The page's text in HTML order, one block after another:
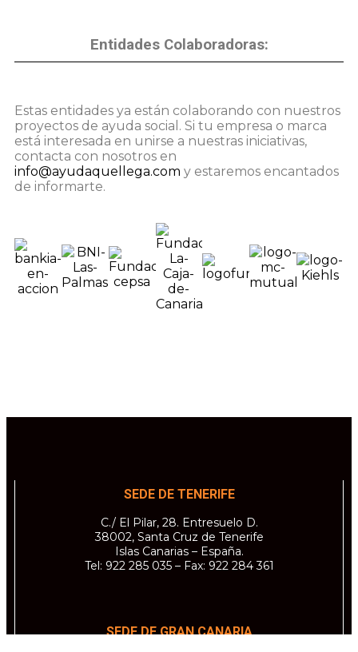
Entidades Colaboradoras:
Estas entidades ya están colaborando con nuestros
proyectos de ayuda social. Si tu empresa o marca
está interesada en unirse a nuestras iniciativas,
contacta con nosotros en
info@ayudaquellega.com y estaremos encantados
de informarte.
SEDE DE TENERIFE
C./ El Pilar, 28. Entresuelo D.
38002, Santa Cruz de Tenerife
Islas Canarias – España.
Tel: 922 285 035 – Fax: 922 284 361
SEDE DE GRAN CANARIA